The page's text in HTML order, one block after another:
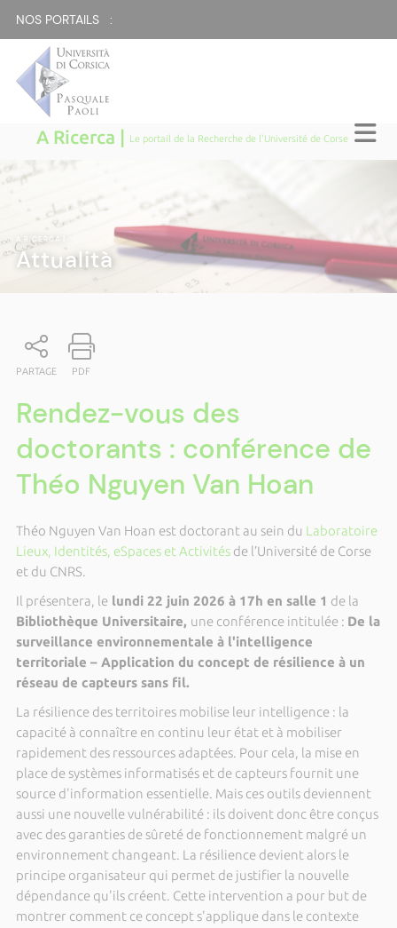
NOS PORTAILS :
A Ricerca | Le portail de la Recherche de l'Université de Corse
A RICERCA
Attualità
PARTAGE PDF
Rendez-vous des
doctorants : conférence de
Théo Nguyen Van Hoan
Théo Nguyen Van Hoan est doctorant au sein du Laboratoire
Lieux, Identités, eSpaces et Activitésde l’Université de Corse
et du CNRS.
Il présentera, lelundi 22 juin 2026 à 17h en salle 1 de la
Bibliothèque Universitaire, une conférence intitulée : De la
surveillance environnementale à l'intelligence
territoriale – Application du concept de résilience à un
réseau de capteurs sans fil.
La résilience des territoires mobilise leur intelligence : la
capacité à connaître en continu leur état et à mobiliser
rapidement des ressources adaptées. Pour cela, la mise en
place de systèmes informatisés et de capteurs fournit une
source d'information essentielle. Mais ces outils deviennent
aussi une nouvelle vulnérabilité : ils doivent donc être conçus
avec des garanties de sûreté de fonctionnement malgré un
environnement changeant. La résilience devient alors le
principe organisateur qui permet de justifier la nouvelle
dépendance qu'ils créent. Cette intervention a pour but de
montrer comment ce concept s'applique dans le contexte